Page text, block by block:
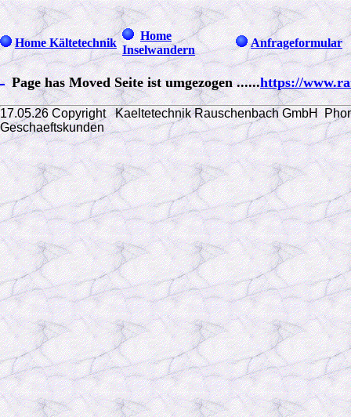
Home Kältetechnik
Home
Inselwandern
Anfrageformular
Page has Moved Seite ist umgezogen ......https://
17.05.26 Copyright Kaeltetechnik Rauschenbach GmbH
Geschaeftskunden